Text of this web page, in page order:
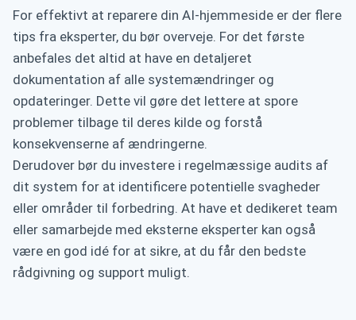
For effektivt at reparere din AI-hjemmeside er der flere
tips fra eksperter, du bør overveje. For det første
anbefales det altid at have en detaljeret
dokumentation af alle systemændringer og
opdateringer. Dette vil gøre det lettere at spore
problemer tilbage til deres kilde og forstå
konsekvenserne af ændringerne.
Derudover bør du investere i regelmæssige audits af
dit system for at identificere potentielle svagheder
eller områder til forbedring. At have et dedikeret team
eller samarbejde med eksterne eksperter kan også
være en god idé for at sikre, at du får den bedste
rådgivning og support muligt.